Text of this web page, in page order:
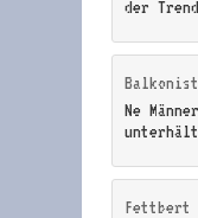
der
Ne
Fettbert